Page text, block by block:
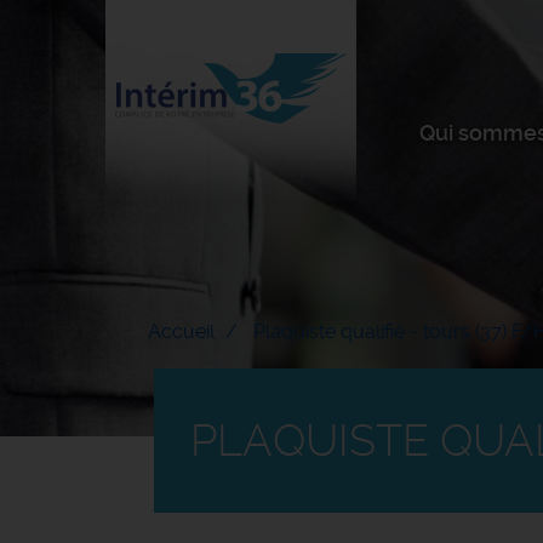
Qui
Accueil Plaquiste qualifié - tours (37) F/H
PLAQUISTE